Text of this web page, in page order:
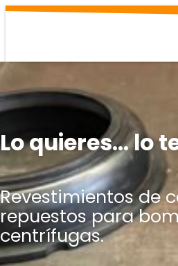
Saltar
Lo quieres… lo
Revestimientos de
repuestos para
centrífugas.